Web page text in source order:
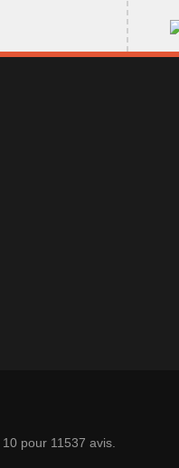
10 pour 11537 avis.